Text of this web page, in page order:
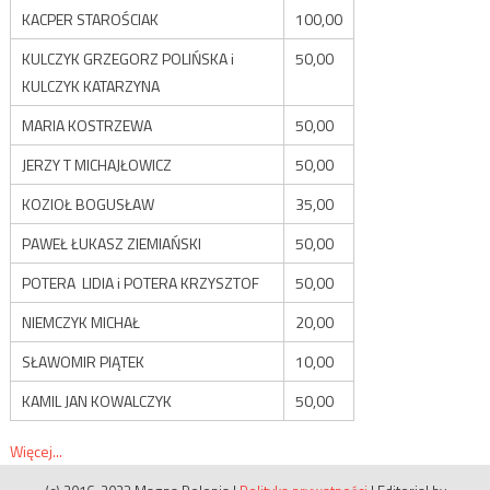
KACPER STAROŚCIAK
100,00
KULCZYK GRZEGORZ POLIŃSKA i
KULCZYK KATARZYNA
50,00
MARIA KOSTRZEWA
50,00
JERZY T MICHAJŁOWICZ
50,00
KOZIOŁ BOGUSŁAW
35,00
PAWEŁ ŁUKASZ ZIEMIAŃSKI
50,00
POTERA LIDIA i POTERA KRZYSZTOF
50,00
NIEMCZYK MICHAŁ
20,00
SŁAWOMIR PIĄTEK
10,00
KAMIL JAN KOWALCZYK
50,00
Więcej...